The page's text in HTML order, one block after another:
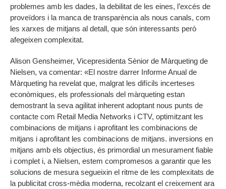
problemes amb les dades, la debilitat de les eines, l’excés de
proveïdors i la manca de transparència als nous canals, com
les xarxes de mitjans al detall, que són interessants però
afegeixen complexitat.
Alison Gensheimer, Vicepresidenta Sènior de Màrqueting de
Nielsen, va comentar: «El nostre darrer Informe Anual de
Màrqueting ha revelat que, malgrat les difícils incerteses
econòmiques, els professionals del màrqueting estan
demostrant la seva agilitat inherent adoptant nous punts de
contacte com Retail Media Networks i CTV, optimitzant les
combinacions de mitjans i aprofitant les combinacions de
mitjans i aprofitant les combinacions de mitjans. inversions en
mitjans amb els objectius, és primordial un mesurament fiable
i complet i, a Nielsen, estem compromesos a garantir que les
solucions de mesura segueixin el ritme de les complexitats de
la publicitat cross-mèdia moderna, recolzant el creixement ara